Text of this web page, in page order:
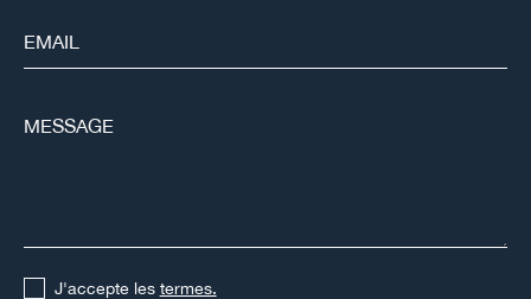
J'accepte les termes.